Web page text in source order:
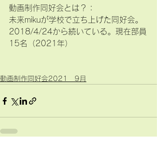
動画制作同好会とは？：
未来mikuが学校で立ち上げた同好会。
2018/4/24から続いている。現在部員
15名（2021年）
動画制作同好会2021 9月